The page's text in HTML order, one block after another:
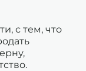
с тем, что